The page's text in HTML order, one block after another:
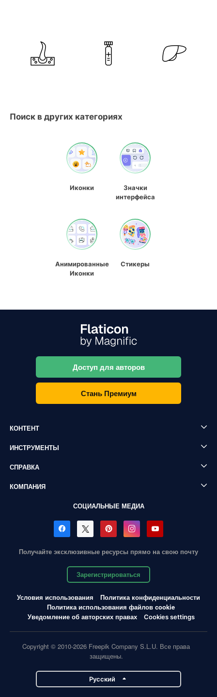
Поиск в других категориях
Иконки
Значки
интерфейса
Анимированные
Иконки
Стикеры
Доступ для авторов
Стань Премиум
КОНТЕНТ
ИНСТРУМЕНТЫ
СПРАВКА
КОМПАНИЯ
СОЦИАЛЬНЫЕ МЕДИА
Получайте эксклюзивные ресурсы прямо на свою почту
Зарегистрироваться
Условия использования
Политика конфиденциальности
Политика использования файлов cookie
Уведомление об авторских правах
Cookies settings
Copyright © 2010-2026 Freepik Company S.L.U. Все права
защищены.
Pусский